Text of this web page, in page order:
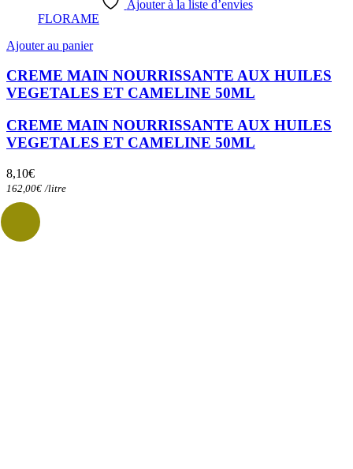
Ajouter à la liste d’envies
FLORAME
Ajouter au panier
CREME MAIN NOURRISSANTE AUX HUILES
VEGETALES ET CAMELINE 50ML
CREME MAIN NOURRISSANTE AUX HUILES
VEGETALES ET CAMELINE 50ML
8,10€
162,00€ /litre